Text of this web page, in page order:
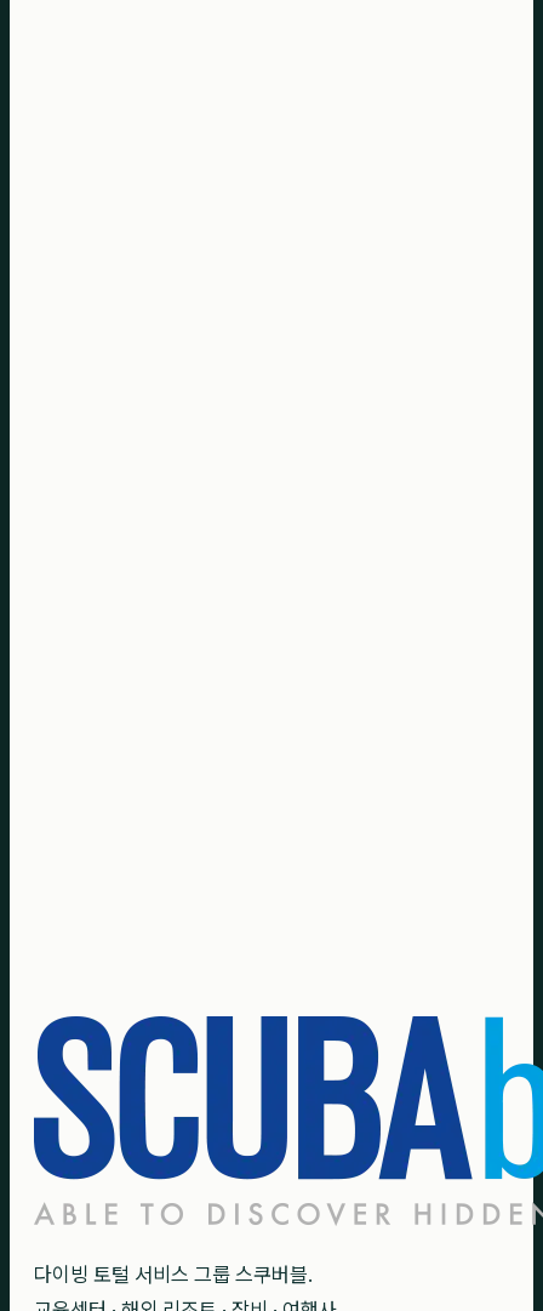
다이빙 토털 서비스 그룹 스쿠버블.